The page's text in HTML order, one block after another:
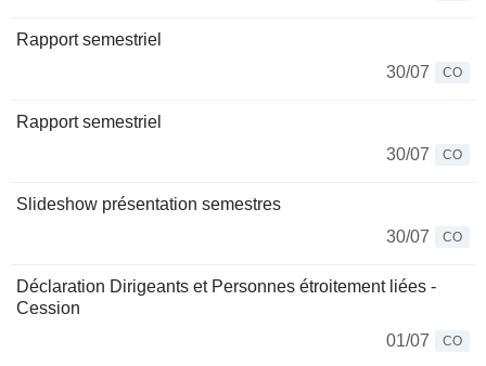
Rapport semestriel
30/07
CO
Rapport semestriel
30/07
CO
Slideshow présentation semestres
30/07
CO
Déclaration Dirigeants et Personnes étroitement liées -
Cession
01/07
CO